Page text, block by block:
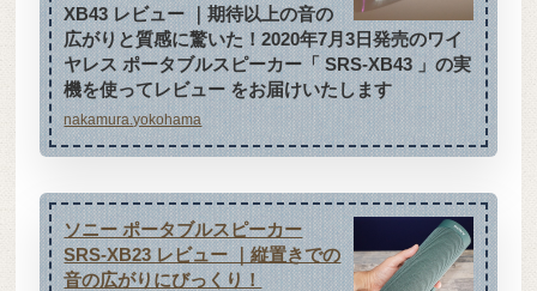
XB43 レビュー ｜期待以上の音の
広がりと質感に驚いた！2020年7月3日発売のワイ
ヤレス ポータブルスピーカー「 SRS-XB43 」の実
機を使ってレビュー をお届けいたします
nakamura.yokohama
ソニー ポータブルスピーカー
SRS-XB23 レビュー ｜縦置きでの
音の広がりにびっくり！